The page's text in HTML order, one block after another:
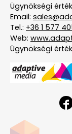
Ügynökségi
Email:
Tel.: +36 1 577
Web:
Ügynökségi